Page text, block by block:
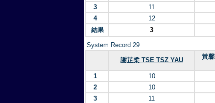
3
11
4
12
結果
3
System Record 29
謝芷柔 TSE TSZ YAU
黃
1
10
2
10
3
11